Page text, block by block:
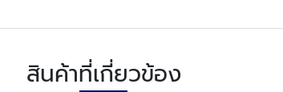
สินค้าที่เกี่ยวข้อง